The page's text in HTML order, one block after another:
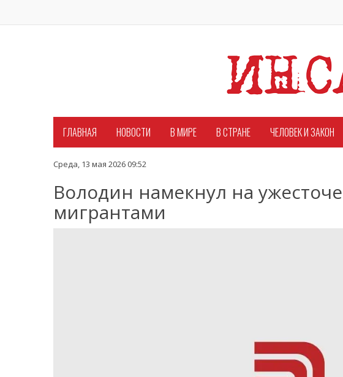
ГЛАВНАЯ НОВОСТИ В МИРЕ В СТРАНЕ ЧЕЛОВЕК И ЗАКОН
Среда, 13 мая 2026 09:52
Володин намекнул на
мигрантами